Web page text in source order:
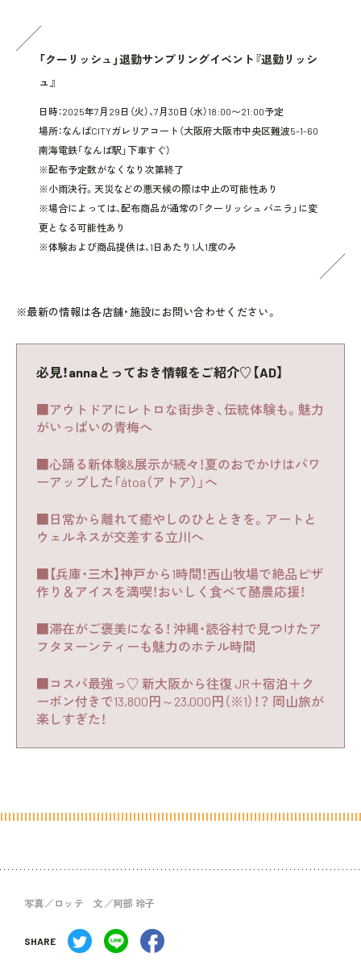
「クーリッシュ」退勤サンプリングイベント『退勤リッシ
ュ』
日時：2025年7月29日（火）、7月30日（水）18:00〜21:00予定
場所：なんばCITYガレリアコート（大阪府大阪市中央区難波5-1-60
南海電鉄「なんば駅」下車すぐ）
※配布予定数がなくなり次第終了
※小雨決行。天災などの悪天候の際は中止の可能性あり
※場合によっては、配布商品が通常の「クーリッシュ バニラ」に変
更となる可能性あり
※体験および商品提供は、1日あたり1人1度のみ
※最新の情報は各店舗・施設にお問い合わせください。
必見！annaとっておき情報をご紹介♡【AD】
■アウトドアにレトロな街歩き、伝統体験も。魅力
がいっぱいの青梅へ
■心踊る新体験&展示が続々！夏のおでかけはパワ
ーアップした「átoa（アトア）」へ
■日常から離れて癒やしのひとときを。アートと
ウェルネスが交差する立川へ
■【兵庫・三木】神戸から1時間！西山牧場で絶品ピザ
作り＆アイスを満喫！おいしく食べて酪農応援！
■滞在がご褒美になる！ 沖縄・読谷村で見つけたア
フタヌーンティーも魅力のホテル時間
■コスパ最強っ♡ 新大阪から往復 JR＋宿泊＋ク
ーポン付きで13,800円～23,000円（※1）！？ 岡山旅が
楽しすぎた！
写真／ロッテ 文／阿部 玲子
SHARE